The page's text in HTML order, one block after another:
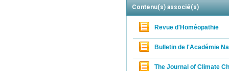
Contenu(s) associé(s)
Revue d'Homéopathie
Bulletin de l'Académie
The Journal of Climate